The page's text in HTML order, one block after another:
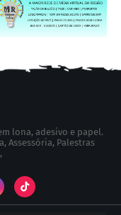
lona, adesivo e papel.
Assessória, Palestras